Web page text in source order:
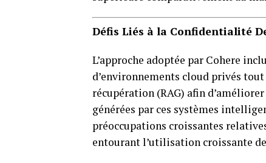
Défis Liés à la Confidentialité
L’approche adoptée par Cohere
d’environnements cloud privés
récupération (RAG) afin
générées par ces systèmes
préoccupations croissantes
entourant l’utilisation croissante